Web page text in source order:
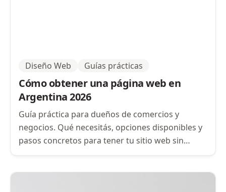
Diseño Web Guías prácticas
Cómo obtener una página web en
Argentina 2026
Guía práctica para dueños de comercios y
negocios. Qué necesitás, opciones disponibles y
pasos concretos para tener tu sitio web sin